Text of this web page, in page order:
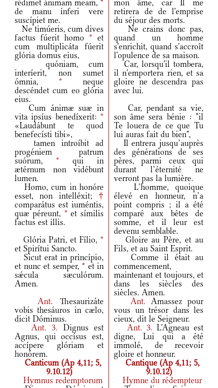
rédimet ánimam meam, *
de manu ínferi vere
suscípiet me.
mon âme, car Il me
retirera de de l'emprise
du séjour des morts.
Ne timúeris, cum dives
factus fúerit homo * et
cum multiplicáta fúerit
glória domus eius,
Ne crains donc pas,
quand un homme
s'enrichit, quand s'accroît
l'opulence de sa maison.
quóniam, cum
interíerit, non sumet
ómnia, * neque
descéndet cum eo glória
eius.
Car, lorsqu'il tombera,
il n'emportera rien, et sa
gloire ne descendra pas
avec lui.
Cum ánimæ suæ in
vita ipsíus benedíxerit: *
«Laudábunt te quod
benefecísti tibi»,
Car, pendant sa vie,
son âme sera bénie : "il
Te louera de ce que Tu
lui auras fait du bien",
tamen introíbit ad
progéniem patrum
suórum, * qui in
ætérnum non vidébunt
lumen.
Il entrera jusqu’auprès
des générations de ses
pères, parmi ceux qui
durant l’éternité ne
verront pas la lumière.
Homo, cum in honóre
esset, non intelléxit; †
comparátus est iuméntis,
quæ péreunt, * et símilis
factus est illis.
L’homme, quoique
élevé en honneur, n’a
point compris ; il a été
comparé aux bêtes de
somme, et il leur est
devenu semblable.
Glória Patri, et Fílio, *
et Spirítui Sancto.
Gloire au Père, et au
Fils, et au Saint Esprit.
Sicut erat in princípio,
et nunc et semper, * et in
sǽcula sæculórum.
Amen.
Comme il était au
commencement,
maintenant et toujours, et
dans les siècles des
siècles. Amen.
Ant. Thesaurizáte
vobis thesáuros in cælo,
dicit Dóminus.
Ant. Amassez pour
vous un trésor dans les
cieux, dit le Seigneur.
Ant. 3. Dignus est
Agnus, qui occísus est,
accípere glóriam et
honórem.
Ant. 3. L'Agneau est
digne, Lui qui a été
immolé, de recevoir
gloire et honneur.
Canticum (Ap 4,11; 5,
9.10.12)
Cantique (Ap 4,11; 5,
9.10.12)
Hymnus redemptorum
Hymne du rédempteur